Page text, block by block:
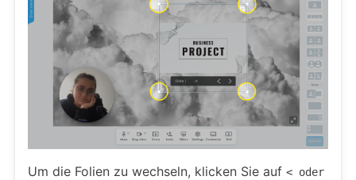
Um die Folien zu wechseln, klicken Sie auf < oder